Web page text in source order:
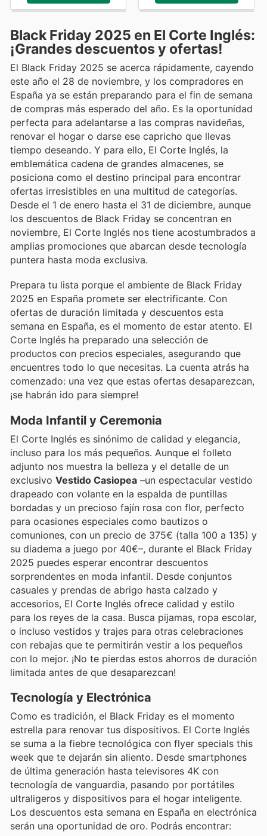
Black Friday 2025 en El Corte Inglés:
¡Grandes descuentos y ofertas!
El Black Friday 2025 se acerca rápidamente, cayendo
este año el 28 de noviembre, y los compradores en
España ya se están preparando para el fin de semana
de compras más esperado del año. Es la oportunidad
perfecta para adelantarse a las compras navideñas,
renovar el hogar o darse ese capricho que llevas
tiempo deseando. Y para ello, El Corte Inglés, la
emblemática cadena de grandes almacenes, se
posiciona como el destino principal para encontrar
ofertas irresistibles en una multitud de categorías.
Desde el 1 de enero hasta el 31 de diciembre, aunque
los descuentos de Black Friday se concentran en
noviembre, El Corte Inglés nos tiene acostumbrados a
amplias promociones que abarcan desde tecnología
puntera hasta moda exclusiva.
Prepara tu lista porque el ambiente de Black Friday
2025 en España promete ser electrificante. Con
ofertas de duración limitada y descuentos esta
semana en España, es el momento de estar atento. El
Corte Inglés ha preparado una selección de
productos con precios especiales, asegurando que
encuentres todo lo que necesitas. La cuenta atrás ha
comenzado: una vez que estas ofertas desaparezcan,
¡se habrán ido para siempre!
Moda Infantil y Ceremonia
El Corte Inglés es sinónimo de calidad y elegancia,
incluso para los más pequeños. Aunque el folleto
adjunto nos muestra la belleza y el detalle de un
exclusivo Vestido Casiopea –un espectacular vestido
drapeado con volante en la espalda de puntillas
bordadas y un precioso fajín rosa con flor, perfecto
para ocasiones especiales como bautizos o
comuniones, con un precio de 375€ (talla 100 a 135) y
su diadema a juego por 40€–, durante el Black Friday
2025 puedes esperar encontrar descuentos
sorprendentes en moda infantil. Desde conjuntos
casuales y prendas de abrigo hasta calzado y
accesorios, El Corte Inglés ofrece calidad y estilo
para los reyes de la casa. Busca pijamas, ropa escolar,
o incluso vestidos y trajes para otras celebraciones
con rebajas que te permitirán vestir a los pequeños
con lo mejor. ¡No te pierdas estos ahorros de duración
limitada antes de que desaparezcan!
Tecnología y Electrónica
Como es tradición, el Black Friday es el momento
estrella para renovar tus dispositivos. El Corte Inglés
se suma a la fiebre tecnológica con flyer specials this
week que te dejarán sin aliento. Desde smartphones
de última generación hasta televisores 4K con
tecnología de vanguardia, pasando por portátiles
ultraligeros y dispositivos para el hogar inteligente.
Los descuentos esta semana en España en electrónica
serán una oportunidad de oro. Podrás encontrar: